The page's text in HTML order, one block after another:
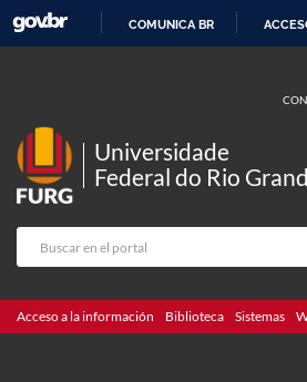
COMUNICA BR
Universidade
Federal do Rio
Acceso a la información Biblioteca Sistemas